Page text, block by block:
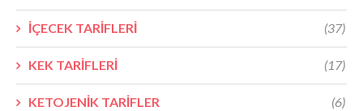
İÇECEK TARİFLERİ (37)
KEK TARİFLERİ (17)
KETOJENİK TARİFLER (6)